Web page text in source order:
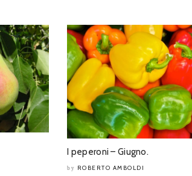
I peperoni – Giugno.
by ROBERTO AMBOLDI